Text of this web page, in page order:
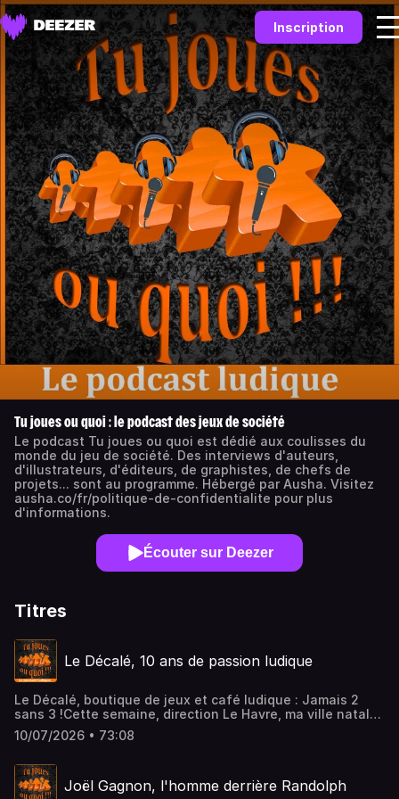
Inscription
Tu joues ou quoi : le podcast des jeux de société
Le podcast Tu joues ou quoi est dédié aux coulisses du
monde du jeu de société. Des interviews d'auteurs,
d'illustrateurs, d'éditeurs, de graphistes, de chefs de
projets... sont au programme. Hébergé par Ausha. Visitez
ausha.co/fr/politique-de-confidentialite pour plus
d'informations.
Écouter sur Deezer
Titres
Le Décalé, 10 ans de passion ludique
Le Décalé, boutique de jeux et café ludique : Jamais 2
sans 3 !Cette semaine, direction Le Havre, ma ville natale,
pour partir à la rencontre d'un lieu devenu incontournable
pour tous les amoureux du jeu de société : Le
spécialisée rassemble joueurs passionnés, familles et
curieux autour d'une même envie : partager un bon
10/07/2026 • 73:08
Joël Gagnon, l'homme derrière Randolph